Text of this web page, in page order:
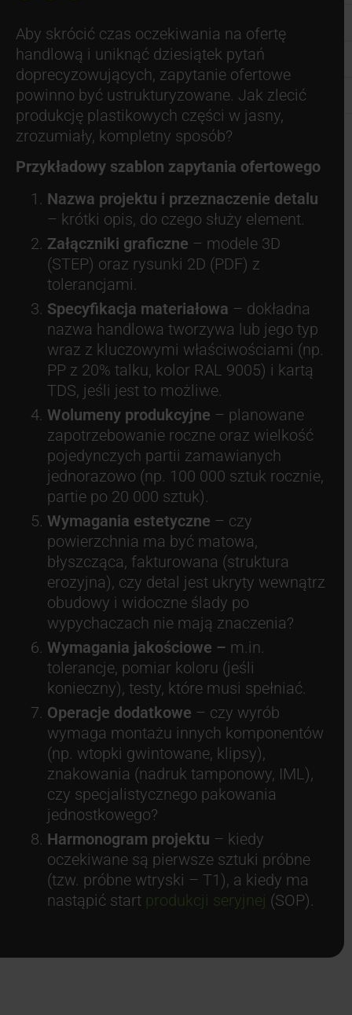
Aby skrócić czas oczekiwania na ofertę
handlową i uniknąć dziesiątek pytań
doprecyzowujących, zapytanie ofertowe
powinno być ustrukturyzowane. Jak zlecić
produkcję plastikowych części w jasny,
zrozumiały, kompletny sposób?
Przykładowy szablon zapytania ofertowego
Nazwa projektu i przeznaczenie detalu
– krótki opis, do czego służy element.
Załączniki graficzne – modele 3D
(STEP) oraz rysunki 2D (PDF) z
tolerancjami.
Specyfikacja materiałowa – dokładna
nazwa handlowa tworzywa lub jego typ
wraz z kluczowymi właściwościami (np.
PP z 20% talku, kolor RAL 9005) i kartą
TDS, jeśli jest to możliwe.
Wolumeny produkcyjne – planowane
zapotrzebowanie roczne oraz wielkość
pojedynczych partii zamawianych
jednorazowo (np. 100 000 sztuk rocznie,
partie po 20 000 sztuk).
Wymagania estetyczne – czy
powierzchnia ma być matowa,
błyszcząca, fakturowana (struktura
erozyjna), czy detal jest ukryty wewnątrz
obudowy i widoczne ślady po
wypychaczach nie mają znaczenia?
Wymagania jakościowe – m.in.
tolerancje, pomiar koloru (jeśli
konieczny), testy, które musi spełniać.
Operacje dodatkowe – czy wyrób
wymaga montażu innych komponentów
(np. wtopki gwintowane, klipsy),
znakowania (nadruk tamponowy, IML),
czy specjalistycznego pakowania
jednostkowego?
Harmonogram projektu – kiedy
oczekiwane są pierwsze sztuki próbne
(tzw. próbne wtryski – T1), a kiedy ma
nastąpić start produkcji seryjnej (SOP).